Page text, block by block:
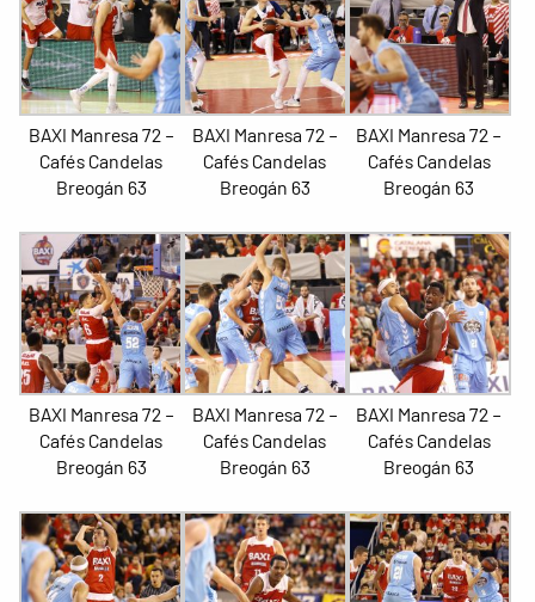
BAXI Manresa 72 –
Cafés Candelas
Breogán 63
BAXI Manresa 72 –
Cafés Candelas
Breogán 63
BAXI Manresa 72 –
Cafés Candelas
Breogán 63
BAXI Manresa 72 –
Cafés Candelas
Breogán 63
BAXI Manresa 72 –
Cafés Candelas
Breogán 63
BAXI Manresa 72 –
Cafés Candelas
Breogán 63